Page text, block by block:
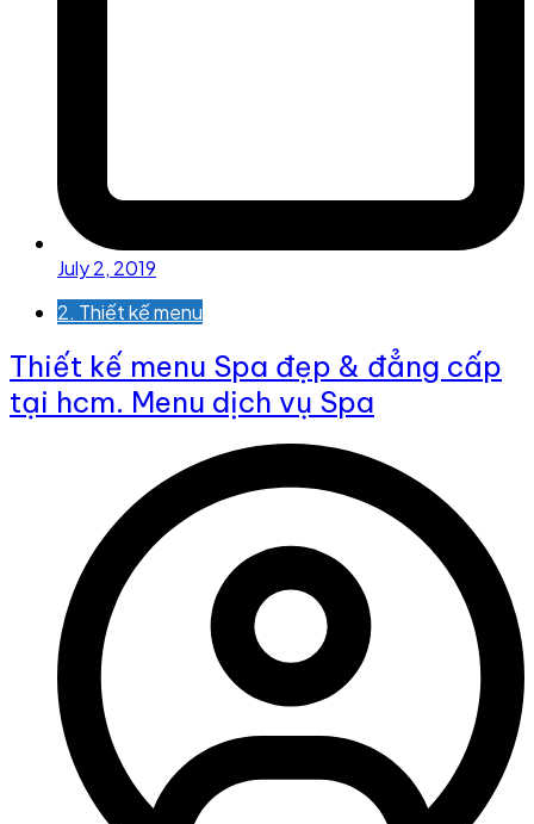
July 2, 2019
2. Thiết kế menu
Thiết kế menu Spa đẹp & đẳng cấp
tại hcm. Menu dịch vụ Spa